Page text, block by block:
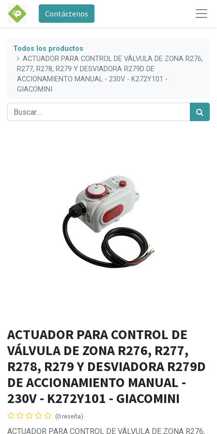
Contáctenos
Todos los productos
ACTUADOR PARA CONTROL DE VÁLVULA DE ZONA R276,
R277, R278, R279 Y DESVIADORA R279D DE
ACCIONAMIENTO MANUAL - 230V - K272Y101 -
GIACOMINI
ACTUADOR PARA CONTROL DE
VÁLVULA DE ZONA R276, R277,
R278, R279 Y DESVIADORA R279D
DE ACCIONAMIENTO MANUAL -
230V - K272Y101 - GIACOMINI
(0 reseña)
ACTUADOR PARA CONTROL DE VÁLVULA DE ZONA R276,